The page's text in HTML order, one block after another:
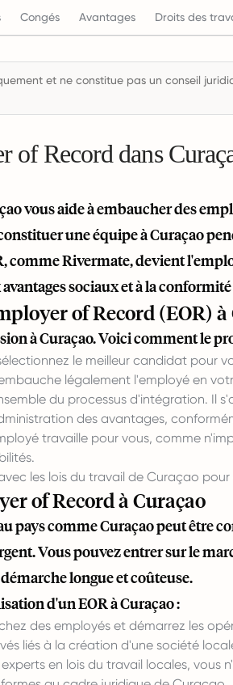
Congés Avantages Droits des
et ne constitue pas un conseil
of Record dans
vous aide à embaucher des
une équipe à Curaçao
commeRivermate, devient
sociaux et à la
of Record (EOR) à
à Curaçao. Voici comment le
le meilleur candidat pour
embauche légalement l'employé en
du processus d'intégration. Il
des avantages,
travaille pour vous, comme
les lois du travail de Curaçao
of Record à Curaçao
pays comme Curaçao peut être
Vous pouvez entrer sur le
longue et coûteuse.
d'un EOR à Curaçao :
des employés et démarrez les
liés à la création d'une société
experts en lois du travail locales,